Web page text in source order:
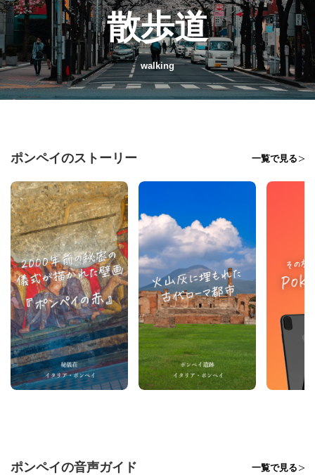
散歩道
walking
ポンペイのストーリー 一覧で見る
ポンペイの音声ガイド 一覧で見る